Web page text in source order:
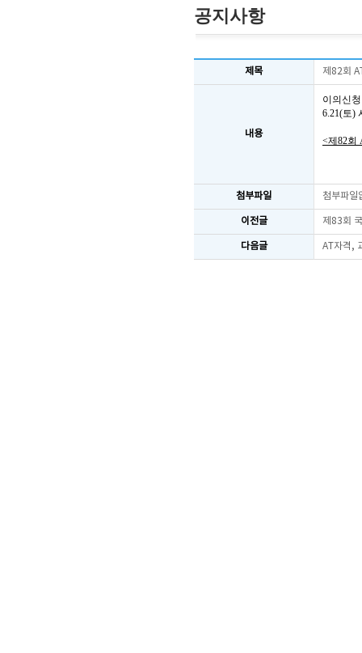
공지사항
제목 제82회
내용
이의신
6.21(토)
<제82회
첨부파일 첨부파일
이전글 제83회
다음글 AT자격,